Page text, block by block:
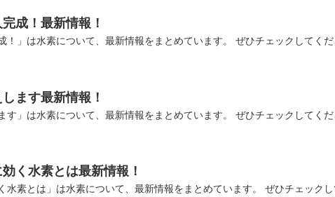
成！最新情報！
！」は水素について、最新情報をまとめています。 ぜひチェックしてく
ます最新情報！
す」は水素について、最新情報をまとめています。 ぜひチェックしてく
く水素とは最新情報！
水素とは」は水素について、最新情報をまとめています。 ぜひチェック